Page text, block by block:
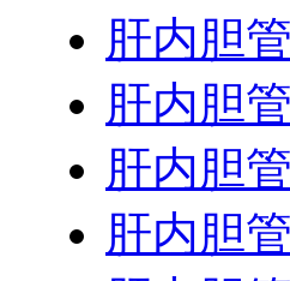
肝内胆
肝内胆
肝内胆
肝内胆